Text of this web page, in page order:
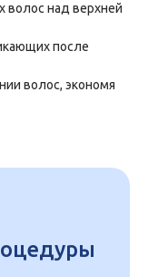
над верхней
после
волос, экономя